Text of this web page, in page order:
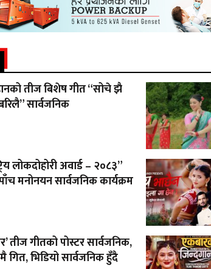
तीज बिशेष गीत “सोचे झै
सार्वजनिक
लोकदोहोरी अवार्ड – २०८३”
मनोनयन सार्वजनिक कार्यक्रम
तीज गीतको पोस्टर सार्वजनिक,
भिडियो सार्वजनिक हुँदै